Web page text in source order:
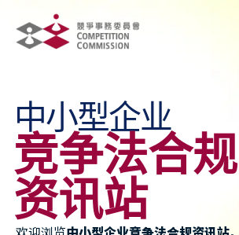
中小型企业
竞争法合规
资讯站